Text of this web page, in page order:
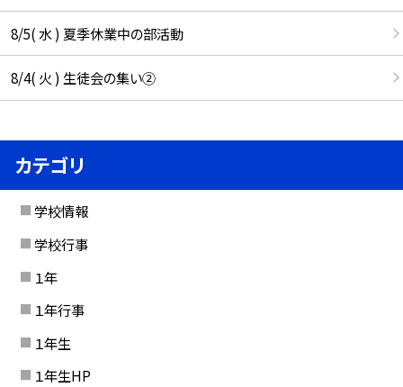
8/5( 水 ) 夏季休業中の部活動
8/4( 火 ) 生徒会の集い②
カテゴリ
学校情報
学校行事
１年
１年行事
１年生
１年生HP